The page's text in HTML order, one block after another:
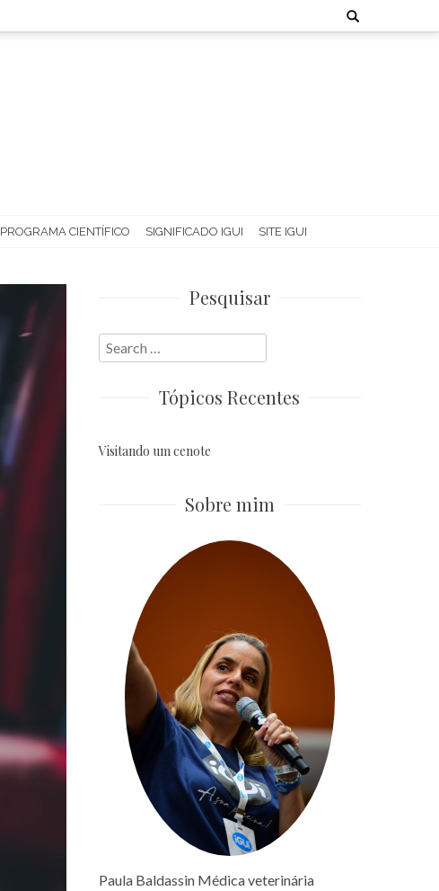
Search
for:
PROGRAMA CIENTÍFICO SIGNIFICADO IGUI SITE IGUI
Pesquisar
Search
for:
Tópicos Recentes
Visitando um cenote
Sobre mim
Paula Baldassin Médica veterinária